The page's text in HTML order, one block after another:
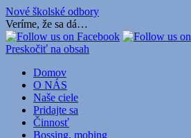
Nové školské odbory
Veríme, že sa dá…
Preskočiť na obsah
Domov
O NÁS
Naše ciele
Pridajte sa
Činnosť
Bossing, mobing